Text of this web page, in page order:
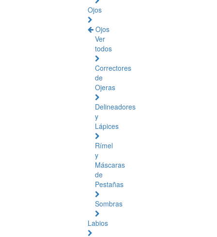
Ojos
Ojos
Ver
todos
Correctores
de
Ojeras
Delineadores
y
Lápices
Rímel
y
Máscaras
de
Pestañas
Sombras
Labios